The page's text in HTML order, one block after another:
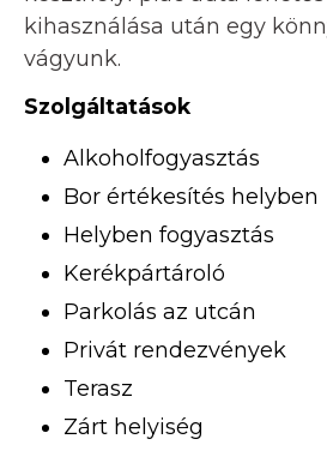
kihasználása után egy
vágyunk.
Szolgáltatások
Alkoholfogyasztás
Bor értékesítés helyben
Helyben fogyasztás
Kerékpártároló
Parkolás az utcán
Privát rendezvények
Terasz
Zárt helyiség